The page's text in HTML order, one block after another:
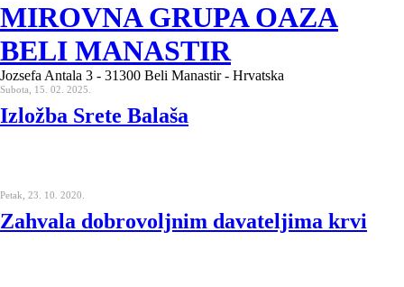
MIROVNA GRUPA OAZA
BELI MANASTIR
Jozsefa Antala 3 - 31300 Beli Manastir - Hrvatska
Subota, 15. 02. 2025.
Izložba Srete Balaša
Petak, 23. 10. 2020.
Zahvala dobrovoljnim davateljima krvi